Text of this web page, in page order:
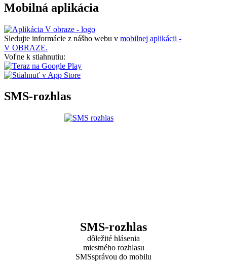
Mobilná aplikácia
Sledujte informácie z nášho webu v mobilnej aplikácii -
V OBRAZE.
Voľne k stiahnutiu:
SMS-rozhlas
SMS-rozhlas
dôležité hlásenia
miestného rozhlasu
SMSsprávou do mobilu